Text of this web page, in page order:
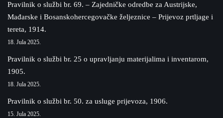
Pravilnik o službi br. 69. – Zajedničke odredbe za Austrijske,
Mađarske i Bosanskohercegovačke željeznice – Prijevoz prtljage i
tereta, 1914.
18. Jula 2025.
Pravilnik o službi br. 25 o upravljanju materijalima i inventarom,
1905.
18. Jula 2025.
Pravilnik o službi br. 50. za usluge prijevoza, 1906.
15. Jula 2025.